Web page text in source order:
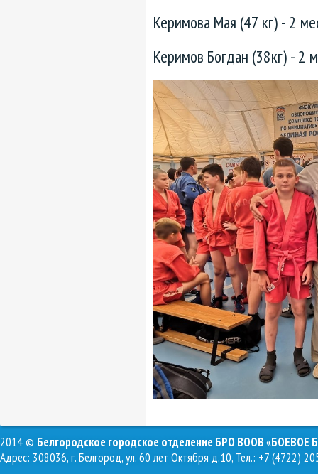
Керимова Мая (47 кг) - 2
Керимов Богдан (38кг) - 2
2014 © Белгородское городское отделение БРО ВООВ «БОЕВОЕ
Адрес: 308036, г. Белгород, ул. 60 лет Октября д.10, Тел.: +7 (4722)